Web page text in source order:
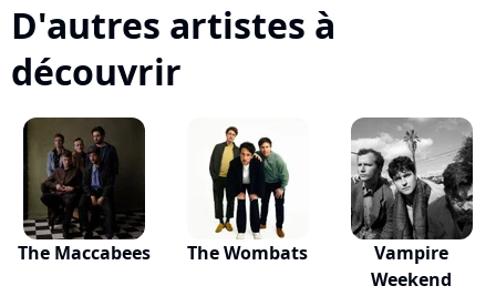
D'autres artistes à
découvrir
The Maccabees The Wombats
Vampire
Weekend